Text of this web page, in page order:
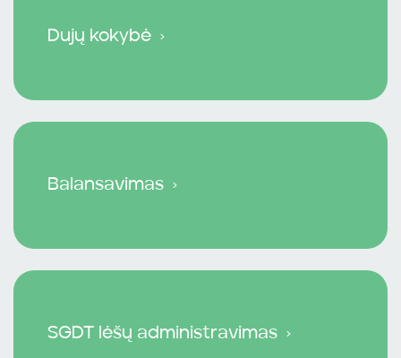
Dujų kokybė
Balansavimas
SGDT lėšų administravimas